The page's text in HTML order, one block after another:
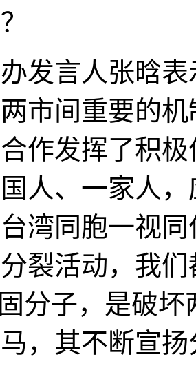
言人张晗表
市间重要的
作发挥了积
人、一家人
湾同胞一视
裂活动，我
分子，是破
，其不断宣